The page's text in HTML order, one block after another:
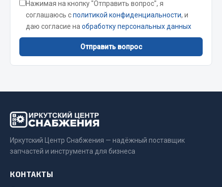
Весь раздел
Alteco
Aвтосил
Chevron
Cosmo
Нажимая на кнопку "Отправить вопрос", я
соглашаюсь сполитикой конфиденциальности, и
даю согласие на обработку персональных данных
Отправить вопрос
Иркутский Центр Снабжения — надёжный поставщик
запчастей и инструмента для бизнеса
КОНТАКТЫ